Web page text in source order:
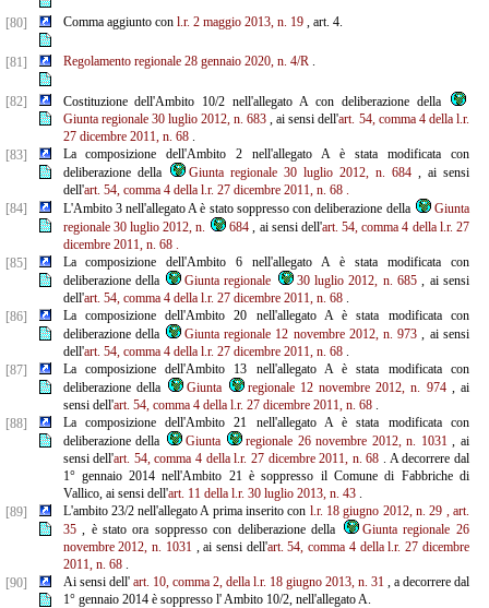
[80] Comma aggiunto con l.r. 2 maggio 2013, n. 19, art. 4.
[81] Regolamento regionale 28 gennaio 2020, n. 4/R.
[82]
Costituzione dell'Ambito 10/2 nell'allegato A con deliberazione della
Giunta regionale 30 luglio 2012, n. 683 , ai sensi dell'art. 54, comma 4 della l.r.
27 dicembre 2011, n. 68.
[83]
La composizione dell'Ambito 2 nell'allegato A è stata modificata con
deliberazione della
Giunta regionale 30 luglio 2012, n. 684, ai sensi
dell'art. 54, comma 4 della l.r. 27 dicembre 2011, n. 68 .
[84]
L'Ambito 3 nell'allegato A è stato soppresso con deliberazione della
Giunta
regionale 30 luglio 2012, n.
684 , ai sensi dell'art. 54, comma 4 della l.r. 27
dicembre 2011, n. 68 .
[85]
La composizione dell'Ambito 6 nell'allegato A è stata modificata con
deliberazione della
Giunta regionale 30 luglio 2012, n. 685, ai sensi
dell'art. 54, comma 4 della l.r. 27 dicembre 2011, n. 68.
[86]
La composizione dell'Ambito 20 nell'allegato A è stata modificata con
deliberazione della
Giunta regionale 12 novembre 2012, n. 973 , ai sensi
dell'art. 54, comma 4 della l.r. 27 dicembre 2011, n. 68.
[87]
La composizione dell'Ambito 13 nell'allegato A è stata modificata con
deliberazione della
Giunta regionale 12 novembre 2012, n. 974, ai
sensi dell'art. 54, comma 4 della l.r. 27 dicembre 2011, n. 68.
[88]
La composizione dell'Ambito 21 nell'allegato A è stata modificata con
deliberazione della
Giunta regionale 26 novembre 2012, n. 1031, ai
sensi dell'art. 54, comma 4 della l.r. 27 dicembre 2011, n. 68 . A decorrere dal
1° gennaio 2014 nell'Ambito 21 è soppresso il Comune di Fabbriche di
Vallico, ai sensi dell'art. 11 della l.r. 30 luglio 2013, n. 43.
[89]
L'ambito 23/2 nell'allegato A prima inserito con l.r. 18 giugno 2012, n. 29 , art.
35, è stato ora soppresso con deliberazione della
Giunta regionale 26
novembre 2012, n. 1031, ai sensi dell'art. 54, comma 4 della l.r. 27 dicembre
2011, n. 68.
[90]
Ai sensi dell' art. 10, comma 2, della l.r. 18 giugno 2013, n. 31, a decorrere dal
1° gennaio 2014 è soppresso l' Ambito 10/2, nell'allegato A.